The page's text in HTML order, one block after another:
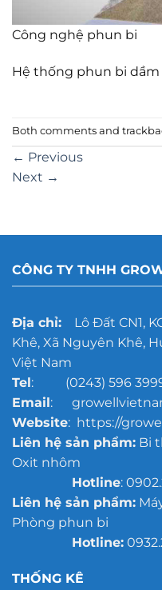
Công nghệ phun bi
Hệ thống phun bi
Both comments and
← Previous
Next →
CÔNG TY TNHH
Địa chỉ:Lô Đất CN1,
Khê, Xã Nguyên Khê,
Việt Nam
Tel: (0243) 596 3999
Email:
Website: https://
Liên hệ sản phẩm:Bi
Oxit nhôm
Hotline:
Liên hệ sản phẩm:
Phòng phun bi
Hotline:
THỐNG KÊ